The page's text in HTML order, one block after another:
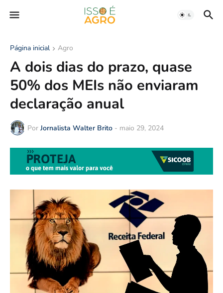
Página inicial Agro
A dois dias do prazo, quase
50% dos MEIs não enviaram
declaração anual
Por Jornalista Walter Brito - maio 29, 2024